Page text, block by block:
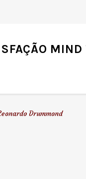
MIND
Drummond